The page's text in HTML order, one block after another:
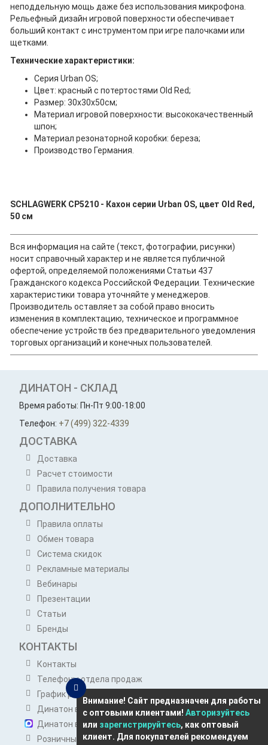
неподдельную мощь даже без использования микрофона.
Рельефный дизайн игровой поверхности обеспечивает
больший контакт с инструментом при игре палочками или
щетками.
Технические характеристики:
Серия Urban OS;
Цвет: красный с потертостями Old Red;
Размер: 30х30х50см;
Материал игровой поверхности: высококачественный
шпон;
Материал резонаторной коробки: береза;
Производство Германия.
SCHLAGWERK CP5210 - Кахон серии Urban OS, цвет Old Red,
50 см
Вся информация на сайте (текст, фотографии, рисунки)
носит справочный характер и не является публичной
офертой, определяемой положениями Статьи 437
Гражданского кодекса Российской Федерации. Технические
характеристики товара уточняйте у менеджеров.
Производитель оставляет за собой право вносить
изменения в комплектацию, техническое и программное
обеспечение устройств без предварительного уведомления
торговых организаций и конечных пользователей.
ДИНАТОН - СКЛАД
Время работы: Пн-Пт 9:00-18:00
Телефон: +7 (499) 322-4339
ДОСТАВКА
Доставка
Расчет стоимости
Правила получения товара
ДОПОЛНИТЕЛЬНО
Правила оплаты
Обмен товара
Система скидок
Рекламные материалы
Вебинары
Презентации
Статьи
Бренды
КОНТАКТЫ
Контакты
Телефоны отдела продаж
График работы отдела продаж
Динатон в Telegram
Динатон в Max
Розничным покупателям
Внимание! Сайт предназначен для работы
с оптовыми клиентами! Авторизуйтесь
или зарегистрируйтесь, как оптовый
клиент. Для покупателей рекомендуем